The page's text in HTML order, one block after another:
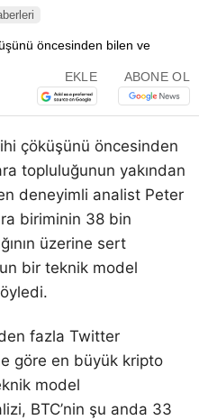
EKLE ABONE OL
çöküşünü öncesinden
topluluğunun yakından
deneyimli analist Peter
biriminin 38 bin
üzerine sert
bir teknik model
fazla Twitter
göre en büyük kripto
model
BTC’nin şu anda 33